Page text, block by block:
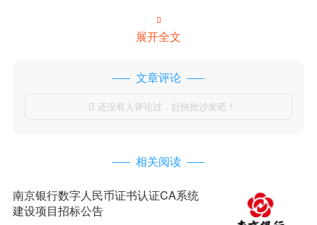

展开全文
文章评论
 还没有人评论过，赶快抢沙发吧！
相关阅读
南京银行数字人民币证书认证CA系统
建设项目招标公告